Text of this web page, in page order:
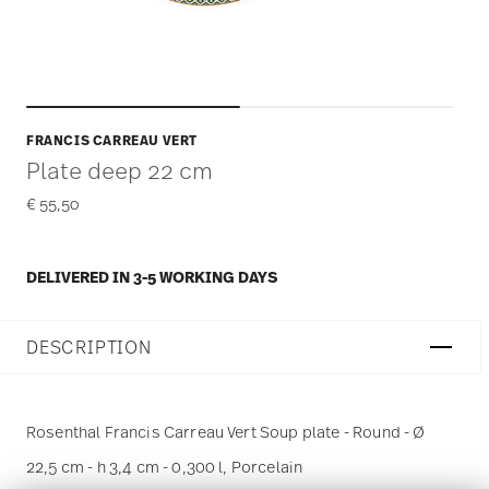
FRANCIS CARREAU VERT
Plate deep 22 cm
€ 55,50
DELIVERED IN 3-5 WORKING DAYS
DESCRIPTION
Rosenthal Francis Carreau Vert Soup plate - Round - Ø
22,5 cm - h 3,4 cm - 0,300 l, Porcelain